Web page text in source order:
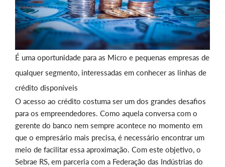
É uma oportunidade para as Micro e pequenas empresas de
qualquer segmento, interessadas em conhecer as linhas de
crédito disponíveis
O acesso ao crédito costuma ser um dos grandes desafios
para os empreendedores. Como aquela conversa com o
gerente do banco nem sempre acontece no momento em
que o empresário mais precisa, é necessário encontrar um
meio de facilitar essa aproximação. Com este objetivo, o
Sebrae RS, em parceria com a Federação das Indústrias do